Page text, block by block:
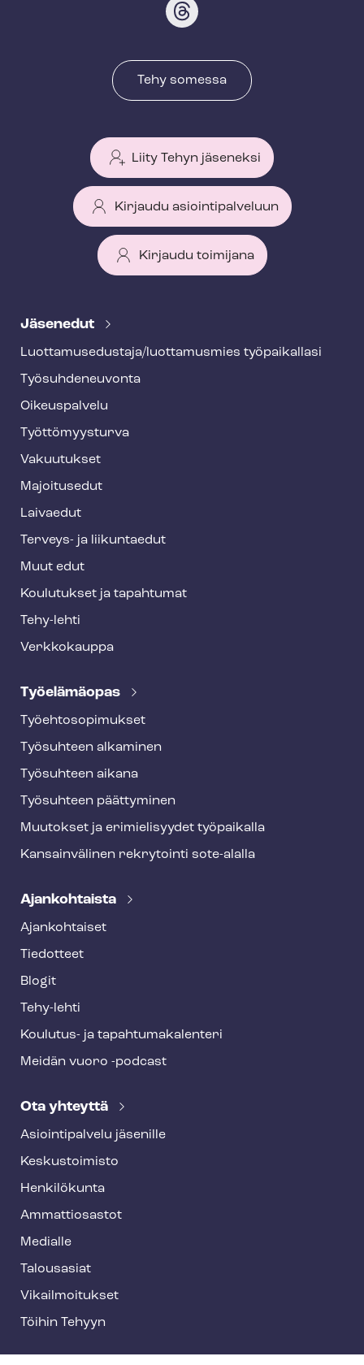
Tehy somessa
Liity Tehyn jäseneksi
Kirjaudu asiointipalveluun
Kirjaudu toimijana
e
f
o
o
t
e
Jäsenedut
Luot­ta­muse­dus­ta­ja/luottamusmies työpaikallasi
Työ­suh­de­neu­von­ta
Oikeuspalvelu
Työt­tö­myys­tur­va
Vakuutukset
Majoitusedut
Laivaedut
Terveys- ja liikuntaedut
Muut edut
Koulutukset ja tapahtumat
Tehy-lehti
Verkkokauppa
Työelämäopas
Työ­eh­to­so­pi­muk­set
Työsuhteen alkaminen
Työsuhteen aikana
Työsuhteen päättyminen
Muutokset ja erimielisyydet työpaikalla
Kansainvälinen rekrytointi sote-alalla
Ajankohtaista
Ajankohtaiset
Tiedotteet
Blogit
Tehy-lehti
Koulutus- ja ta­pah­tu­ma­ka­len­te­ri
Meidän vuoro -podcast
Ota yhteyttä
Asioin­ti­pal­ve­lu jäsenille
Keskustoimisto
Henkilökunta
Ammattiosastot
Medialle
Talousasiat
Vi­kail­moi­tuk­set
Töihin Tehyyn